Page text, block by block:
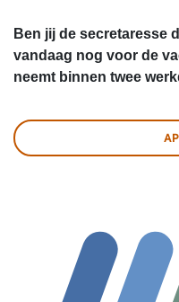
Ben jij de secretaresse
vandaag nog voor de
neemt binnen twee